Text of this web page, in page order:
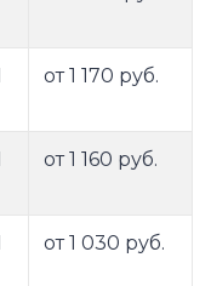
от 1 170 руб.
от 1 160 руб.
от 1 030 руб.